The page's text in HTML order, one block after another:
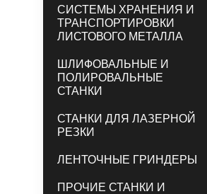
СИСТЕМЫ ХРАНЕНИЯ И
ТРАНСПОРТИРОВКИ
ЛИСТОВОГО МЕТАЛЛА
ШЛИФОВАЛЬНЫЕ И
ПОЛИРОВАЛЬНЫЕ
СТАНКИ
СТАНКИ ДЛЯ ЛАЗЕРНОЙ
РЕЗКИ
ЛЕНТОЧНЫЕ ГРИНДЕРЫ
ПРОЧИЕ СТАНКИ И